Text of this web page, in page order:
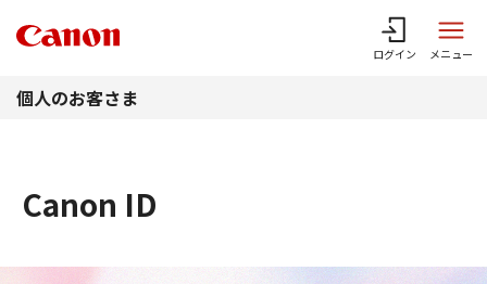
ログイン メニュー
個人のお客さま
Canon ID